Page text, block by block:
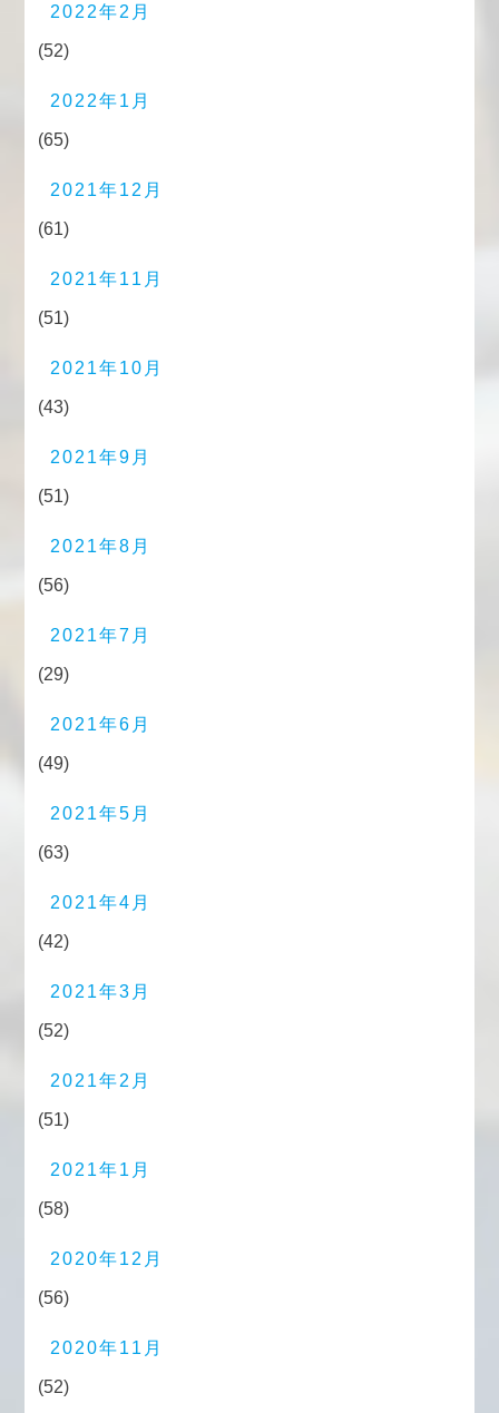
2022年2月
(52)
2022年1月
(65)
2021年12月
(61)
2021年11月
(51)
2021年10月
(43)
2021年9月
(51)
2021年8月
(56)
2021年7月
(29)
2021年6月
(49)
2021年5月
(63)
2021年4月
(42)
2021年3月
(52)
2021年2月
(51)
2021年1月
(58)
2020年12月
(56)
2020年11月
(52)